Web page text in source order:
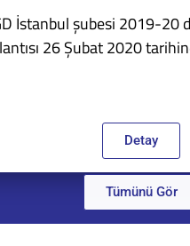
İstanbul şubesi 2019-20
26 Şubat 2020
Detay
Tümünü Gör